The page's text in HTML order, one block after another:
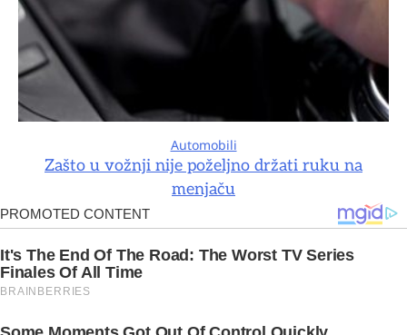
Automobili
Zašto u vožnji nije poželjno držati ruku na
menjaču